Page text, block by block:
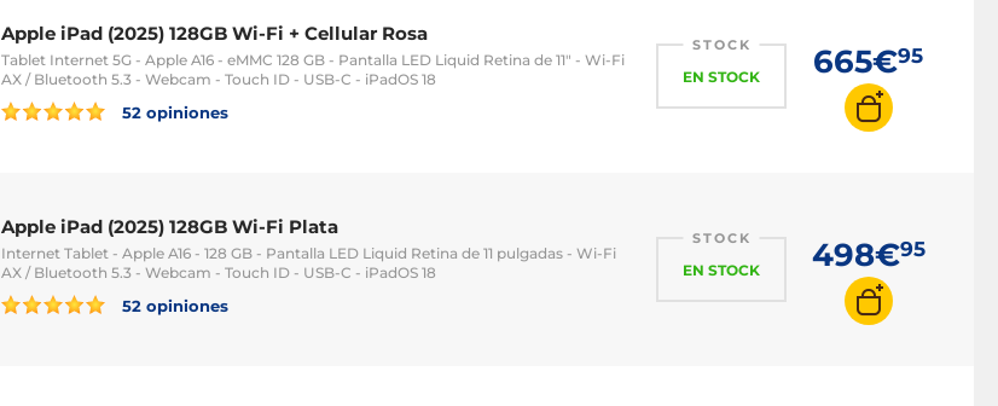
Apple iPad (2025) 128GB Wi-Fi + Cellular Rosa
Tablet Internet 5G - Apple A16 - eMMC 128 GB - Pantalla LED Liquid Retina de 11" - Wi-Fi
AX / Bluetooth 5.3 - Webcam - Touch ID - USB-C - iPadOS 18
52 opiniones
STOCK
EN STOCK 665€95
Apple iPad (2025) 128GB Wi-Fi Plata
Internet Tablet - Apple A16 - 128 GB - Pantalla LED Liquid Retina de 11 pulgadas - Wi-Fi
AX / Bluetooth 5.3 - Webcam - Touch ID - USB-C - iPadOS 18
52 opiniones
STOCK
EN STOCK 498€95